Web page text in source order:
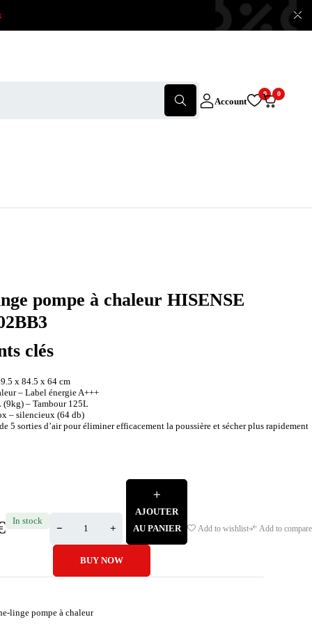
Account
0 0
pompe à chaleur HISENSE
clés
x 84.5 x 64 cm
– Label énergie A+++
(9kg) – Tambour 125L
– silencieux (64 db)
5 sorties d’air pour éliminer efficacement la poussière et sécher plus rapidement
In stock
AJOUTER
AU PANIER
BUY NOW
Add to wishlist Add to compare
linge pompe à chaleur